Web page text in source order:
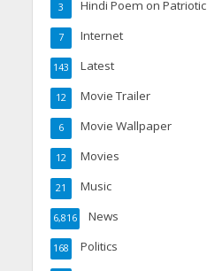
Hindi Poem on Patriotic
3
Internet
7
Latest
143
Movie Trailer
12
Movie Wallpaper
6
Movies
12
Music
21
News
6,816
Politics
168